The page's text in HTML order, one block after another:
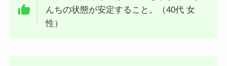
んちの状態が安定すること。（40代 女
性）